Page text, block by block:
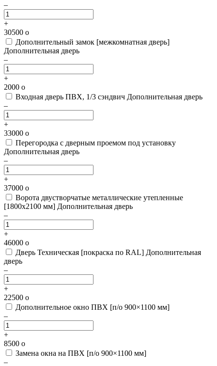
–
+
30500 o
Дополнительный замок [межкомнатная дверь]
Дополнительная дверь
–
+
2000 o
Входная дверь ПВХ, 1/3 сэндвич Дополнительная дверь
–
+
33000 o
Перегородка с дверным проемом под установку
Дополнительная дверь
–
+
37000 o
Ворота двустворчатые металлические утепленные
[1800х2100 мм] Дополнительная дверь
–
+
46000 o
Дверь Техническая [покраска по RAL] Дополнительная
дверь
–
+
22500 o
Дополнительное окно ПВХ [п/о 900×1100 мм]
–
+
8500 o
Замена окна на ПВХ [п/о 900×1100 мм]
–